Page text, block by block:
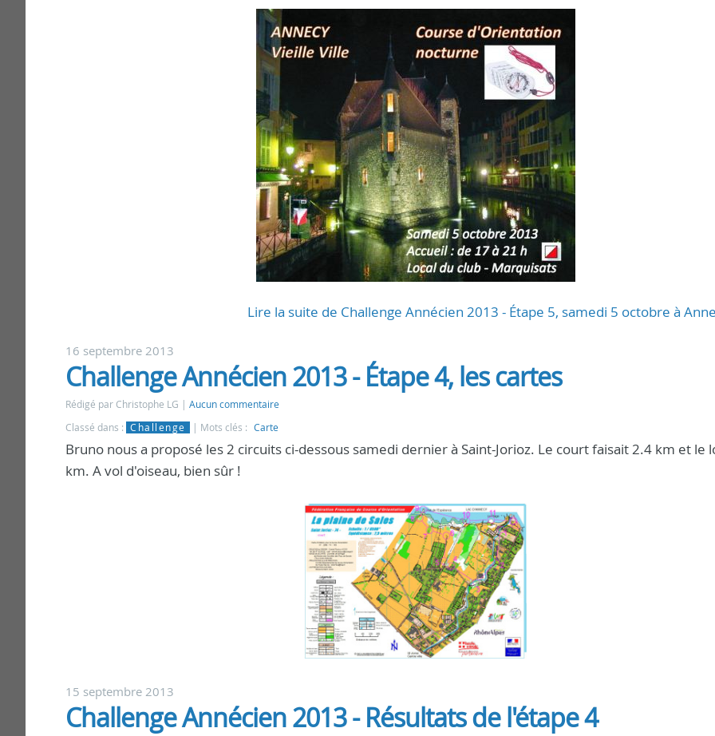
Lire la suite de Challenge Annécien 2013 - Étape 5, samedi 5 octobre à
16 septembre 2013
Challenge Annécien 2013 - Étape 4, les cartes
Rédigé par Christophe LG
Aucun commentaire
Classé dans : Challenge Mots clés : Carte
Bruno nous a proposé les 2 circuits ci-dessous samedi dernier à Saint-Jorioz. Le court faisait 2.4 km et le
km. A vol d'oiseau, bien sûr !
15 septembre 2013
Challenge Annécien 2013 - Résultats de l'étape 4